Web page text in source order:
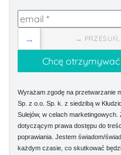
→ PRZESUŃ,
→
Wyrażam zgodę na przetwarzanie
Sp. z o.o. Sp. k. z siedzibą w
Sulejów, w celach marketingowych.
dotyczącym prawa dostępu do
poprawiania. Jestem świadom/
każdym czasie, co skutkować